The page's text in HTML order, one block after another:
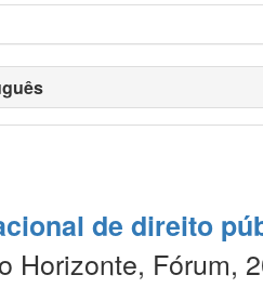
de direito
Horizonte, Fórum,